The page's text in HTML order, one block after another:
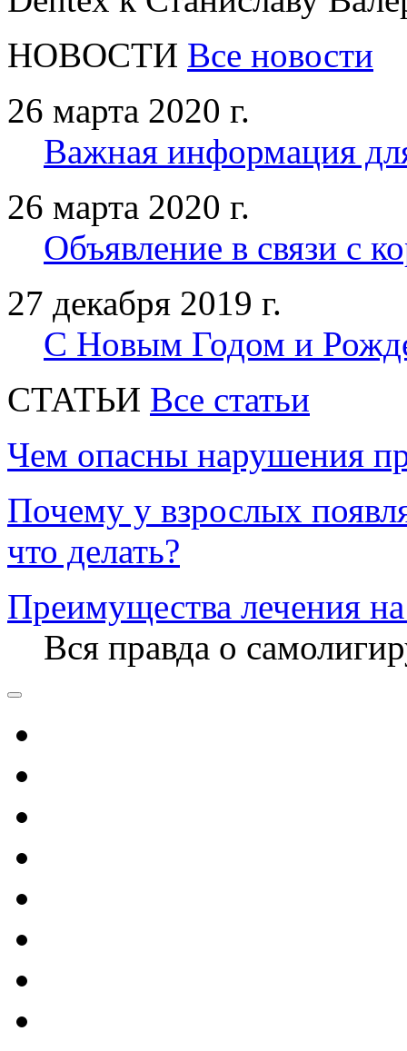
НОВОСТИ Все новости
26 марта 2020 г.
Важная информация
26 марта 2020 г.
Объявление в связи с
27 декабря 2019 г.
С Новым Годом и
CТАТЬИ Все статьи
Чем опасны нарушения
Почему у взрослых
что делать?
Преимущества лечения
Вся правда о